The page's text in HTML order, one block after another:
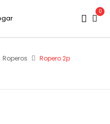
0
Roperos
Ropero 2p